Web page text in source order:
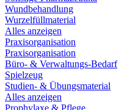
Wundbehandlung
Wurzelfüllmaterial
Alles anzeigen
Praxisorganisation
Praxisorganisation
Büro- & Verwaltungs-Bedarf
Spielzeug
Studien- & Übungsmaterial
Alles anzeigen
Prophylaxe & Pflege